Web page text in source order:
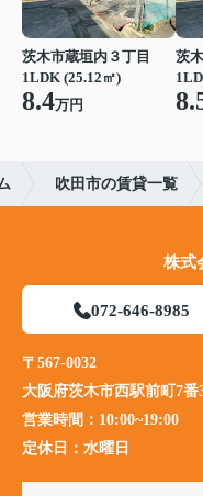
茨木市蔵垣内３丁目
1LDK (25.12㎡)
8.4万円
茨
吹田市の賃貸一覧
株式
072-646-8985
〒567-0032
大阪府茨木市西駅前町7
営業時間： 10:00~19:00
定休日： 水曜日